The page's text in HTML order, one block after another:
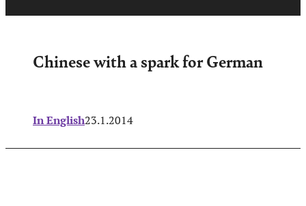
Chinese with a spark for German
In English23.1.2014